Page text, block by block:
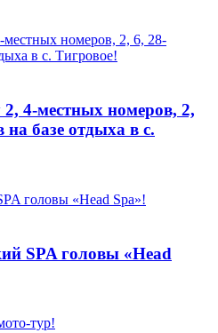
4-местных номеров, 2,
базе отдыха в с.
SPA головы «Head